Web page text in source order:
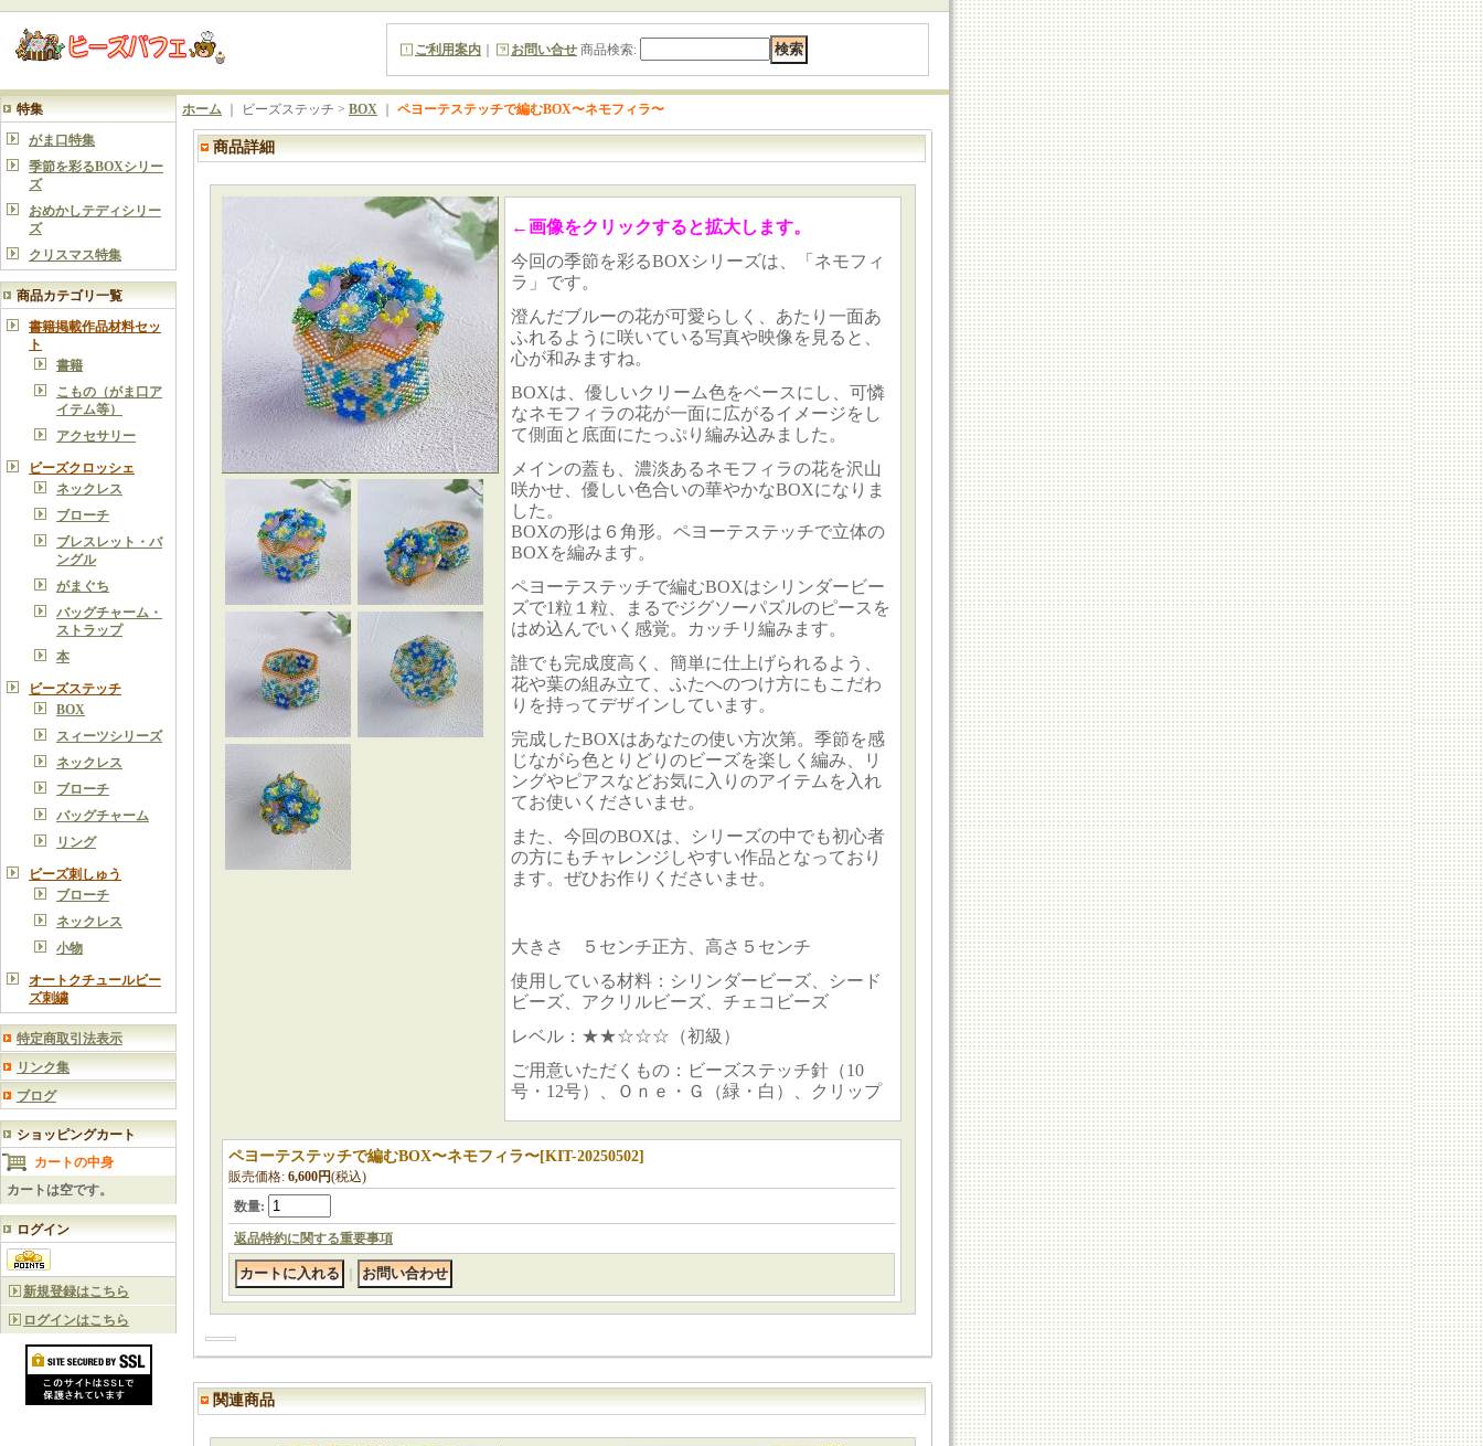
ご利用案内 お問い合せ 商品検索:
特集
がま口特集
季節を彩るBOXシリー
ズ
おめかしテディシリー
ズ
クリスマス特集
商品カテゴリ一覧
書籍掲載作品材料セッ
ト
書籍
こもの（がま口ア
イテム等）
アクセサリー
ビーズクロッシェ
ネックレス
ブローチ
ブレスレット・バ
ングル
がまぐち
バッグチャーム・
ストラップ
本
ビーズステッチ
BOX
スィーツシリーズ
ネックレス
ブローチ
バッグチャーム
リング
ビーズ刺しゅう
ブローチ
ネックレス
小物
オートクチュールビー
ズ刺繍
特定商取引法表示
リンク集
ブログ
ショッピングカート
カートの中身
カートは空です。
ログイン
新規登録はこちら
ログインはこちら
ホーム ｜ ビーズステッチ > BOX ペヨーテステッチで編むBOX〜ネモフィラ〜
商品詳細
←画像をクリックすると拡大します。
今回の季節を彩るBOXシリーズは、「ネモフィ
ラ」です。
澄んだブルーの花が可愛らしく、あたり一面あ
ふれるように咲いている写真や映像を見ると、
心が和みますね。
BOXは、優しいクリーム色をベースにし、可憐
なネモフィラの花が一面に広がるイメージをし
て側面と底面にたっぷり編み込みました。
メインの蓋も、濃淡あるネモフィラの花を沢山
咲かせ、優しい色合いの華やかなBOXになりま
した。
BOXの形は６角形。ペヨーテステッチで立体の
BOXを編みます。
ペヨーテステッチで編むBOXはシリンダービー
ズで1粒１粒、まるでジグソーパズルのピースを
はめ込んでいく感覚。カッチリ編みます。
誰でも完成度高く、簡単に仕上げられるよう、
花や葉の組み立て、ふたへのつけ方にもこだわ
りを持ってデザインしています。
完成したBOXはあなたの使い方次第。季節を感
じながら色とりどりのビーズを楽しく編み、リ
ングやピアスなどお気に入りのアイテムを入れ
てお使いくださいませ。
また、今回のBOXは、シリーズの中でも初心者
の方にもチャレンジしやすい作品となっており
ます。ぜひお作りくださいませ。
大きさ ５ センチ正方、高さ５センチ
使用している材料：シリンダービーズ、シード
ビーズ、アクリルビーズ、チェコビーズ
レベル：★★☆☆☆（初級）
ご用意いただくもの：ビーズステッチ針（10
号・12号）、Ｏｎｅ・Ｇ（緑・白）、クリップ
ペヨーテステッチで編むBOX〜ネモフィラ〜[KIT-20250502]
販売価格: 6,600円(税込)
数量:
返品特約に関する重要事項
関連商品